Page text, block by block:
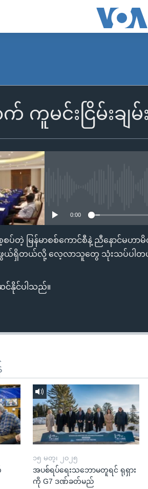
က် ကူမင်းငြိမ်းခ
0:00
ပ်တဲ့ မြန်မာစစ်ကောင်စီနဲ့ ညီနောင်မဟာ
ဖွယ်ရှိတယ်လို့ လေ့လာသူတွေ သုံးသပ်ပါတ
င်နိုင်ပါသည်။
၁၅ မတ္၊ ၂၀၂၅
အပစ်ရပ်ရေးသဘောမတူရင် ရုရှား
ကို G7 ဒဏ်ခတ်မည်